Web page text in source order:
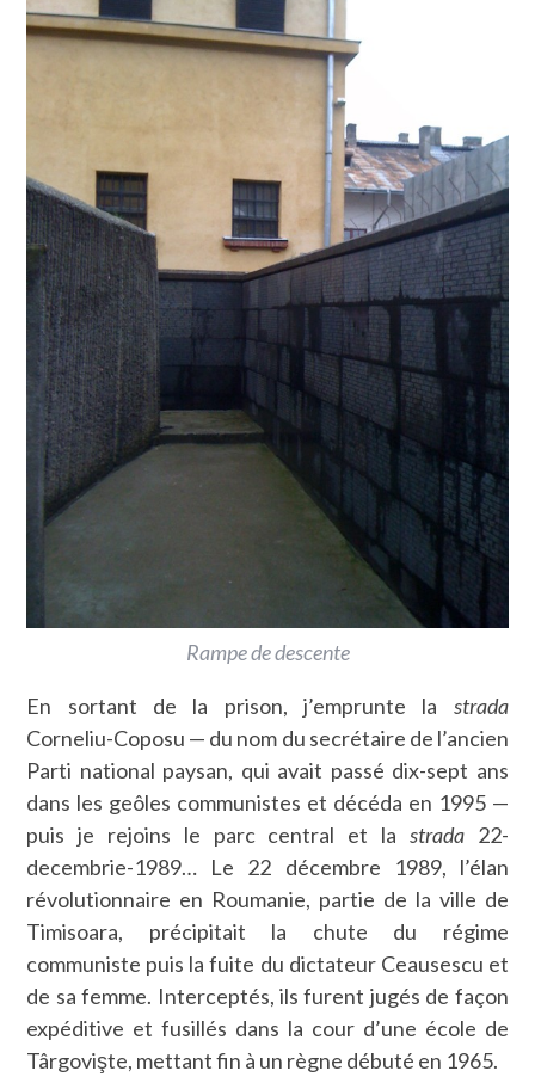
Rampe de descente
En sortant de la prison, j’emprunte la strada
Corneliu-Coposu — du nom du secrétaire de l’ancien
Parti national paysan, qui avait passé dix-sept ans
dans les geôles communistes et décéda en 1995 —
puis je rejoins le parc central et la strada 22-
decembrie-1989… Le 22 décembre 1989, l’élan
révolutionnaire en Roumanie, partie de la ville de
Timisoara, précipitait la chute du régime
communiste puis la fuite du dictateur Ceausescu et
de sa femme. Interceptés, ils furent jugés de façon
expéditive et fusillés dans la cour d’une école de
Târgovişte, mettant fin à un règne débuté en 1965.